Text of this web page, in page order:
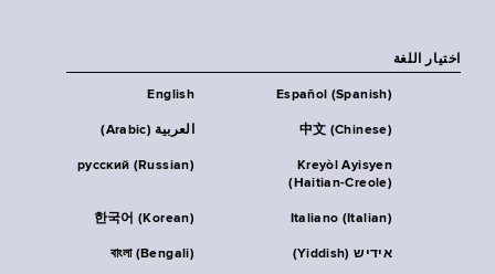
اختيار اللغة
English Español (Spanish)
العربية (Arabic) 中文 (Chinese)
русский (Russian)
Kreyòl Ayisyen
(Haitian-Creole)
한국어 (Korean) Italiano (Italian)
বাংলা (Bengali) אידיש (Yiddish)